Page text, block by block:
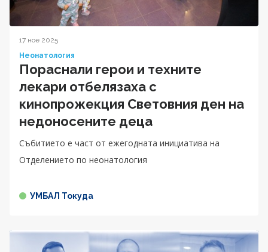
17 ное 2025
Неонатология
Пораснали герои и техните
лекари отбелязаха с
кинопрожекция Световния ден на
недоносените деца
Събитието е част от ежегодната инициатива на
Отделението по неонатология
УМБАЛ Токуда